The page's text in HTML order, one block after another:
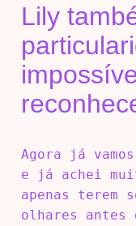
Lily
Agora já
e já achei
apenas terem
olhares antes